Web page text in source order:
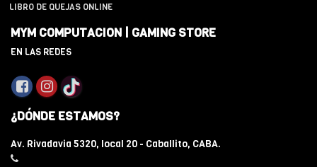
LIBRO DE QUEJAS ONLINE
MYM COMPUTACION | GAMING STORE
EN LAS REDES
¿DÓNDE ESTAMOS?
Av. Rivadavia 5320, local 20 - Caballito, CABA.